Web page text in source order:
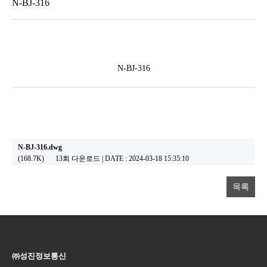
N-BJ-316
N-BJ-316
N-BJ-316.dwg
(168.7K)
13회 다운로드 | DATE : 2024-03-18 15:35:10
목록
㈜성진정보통신